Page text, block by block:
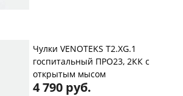
Чулки VENOTEKS T2.XG.1
госпитальный ПРО23, 2КК с
открытым мысом
4 790 руб.